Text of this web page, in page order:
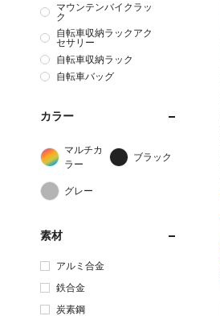
マウンテンバイクラッ
ク
自転車収納ラックアク
セサリー
自転車収納ラック
自転車バッグ
カラー
マルチカ
ラー
ブラック
グレー
素材
アルミ合金
鉄合金
炭素鋼